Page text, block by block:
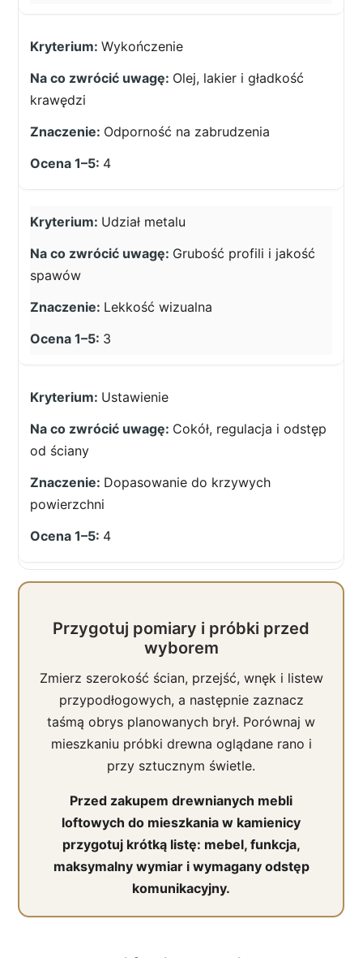
Wykończenie
Olej, lakier i gładkość
krawędzi
Odporność na zabrudzenia
4
Udział metalu
Grubość profili i jakość
spawów
Lekkość wizualna
3
Ustawienie
Cokół, regulacja i odstęp
od ściany
Dopasowanie do krzywych
powierzchni
4
Przygotuj pomiary i próbki przed
wyborem
Zmierz szerokość ścian, przejść, wnęk i listew
przypodłogowych, a następnie zaznacz
taśmą obrys planowanych brył. Porównaj w
mieszkaniu próbki drewna oglądane rano i
przy sztucznym świetle.
Przed zakupem drewnianych mebli
loftowych do mieszkania w kamienicy
przygotuj krótką listę: mebel, funkcja,
maksymalny wymiar i wymagany odstęp
komunikacyjny.